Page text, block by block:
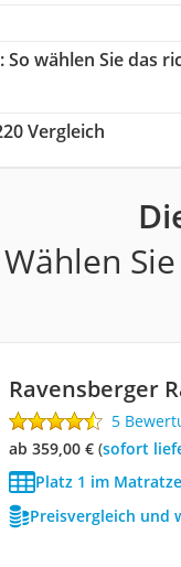
: So wählen Sie das
Vergleich
Wählen
Ravensberger
5
ab 359,00 €( Sofort
Platz 1 im
Preisvergleich und